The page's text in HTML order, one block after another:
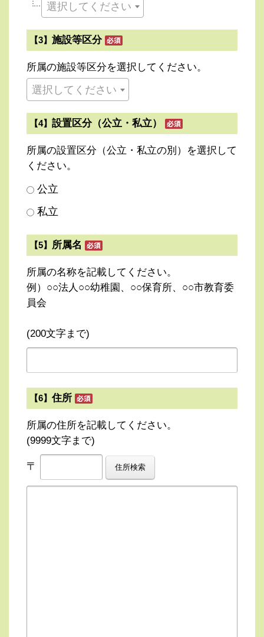
選択してください
【3】 施設等区分
所属の施設等区分を選択してください。
選択してください
【4】 設置区分（公立・私立）
所属の設置区分（公立・私立の別）を選択して
ください。
公立
私立
【5】 所属名
所属の名称を記載してください。
例）○○法人○○幼稚園、○○保育所、○○市教育委
員会
(200文字まで)
【6】住所
所属の住所を記載してください。
(9999文字まで)
〒